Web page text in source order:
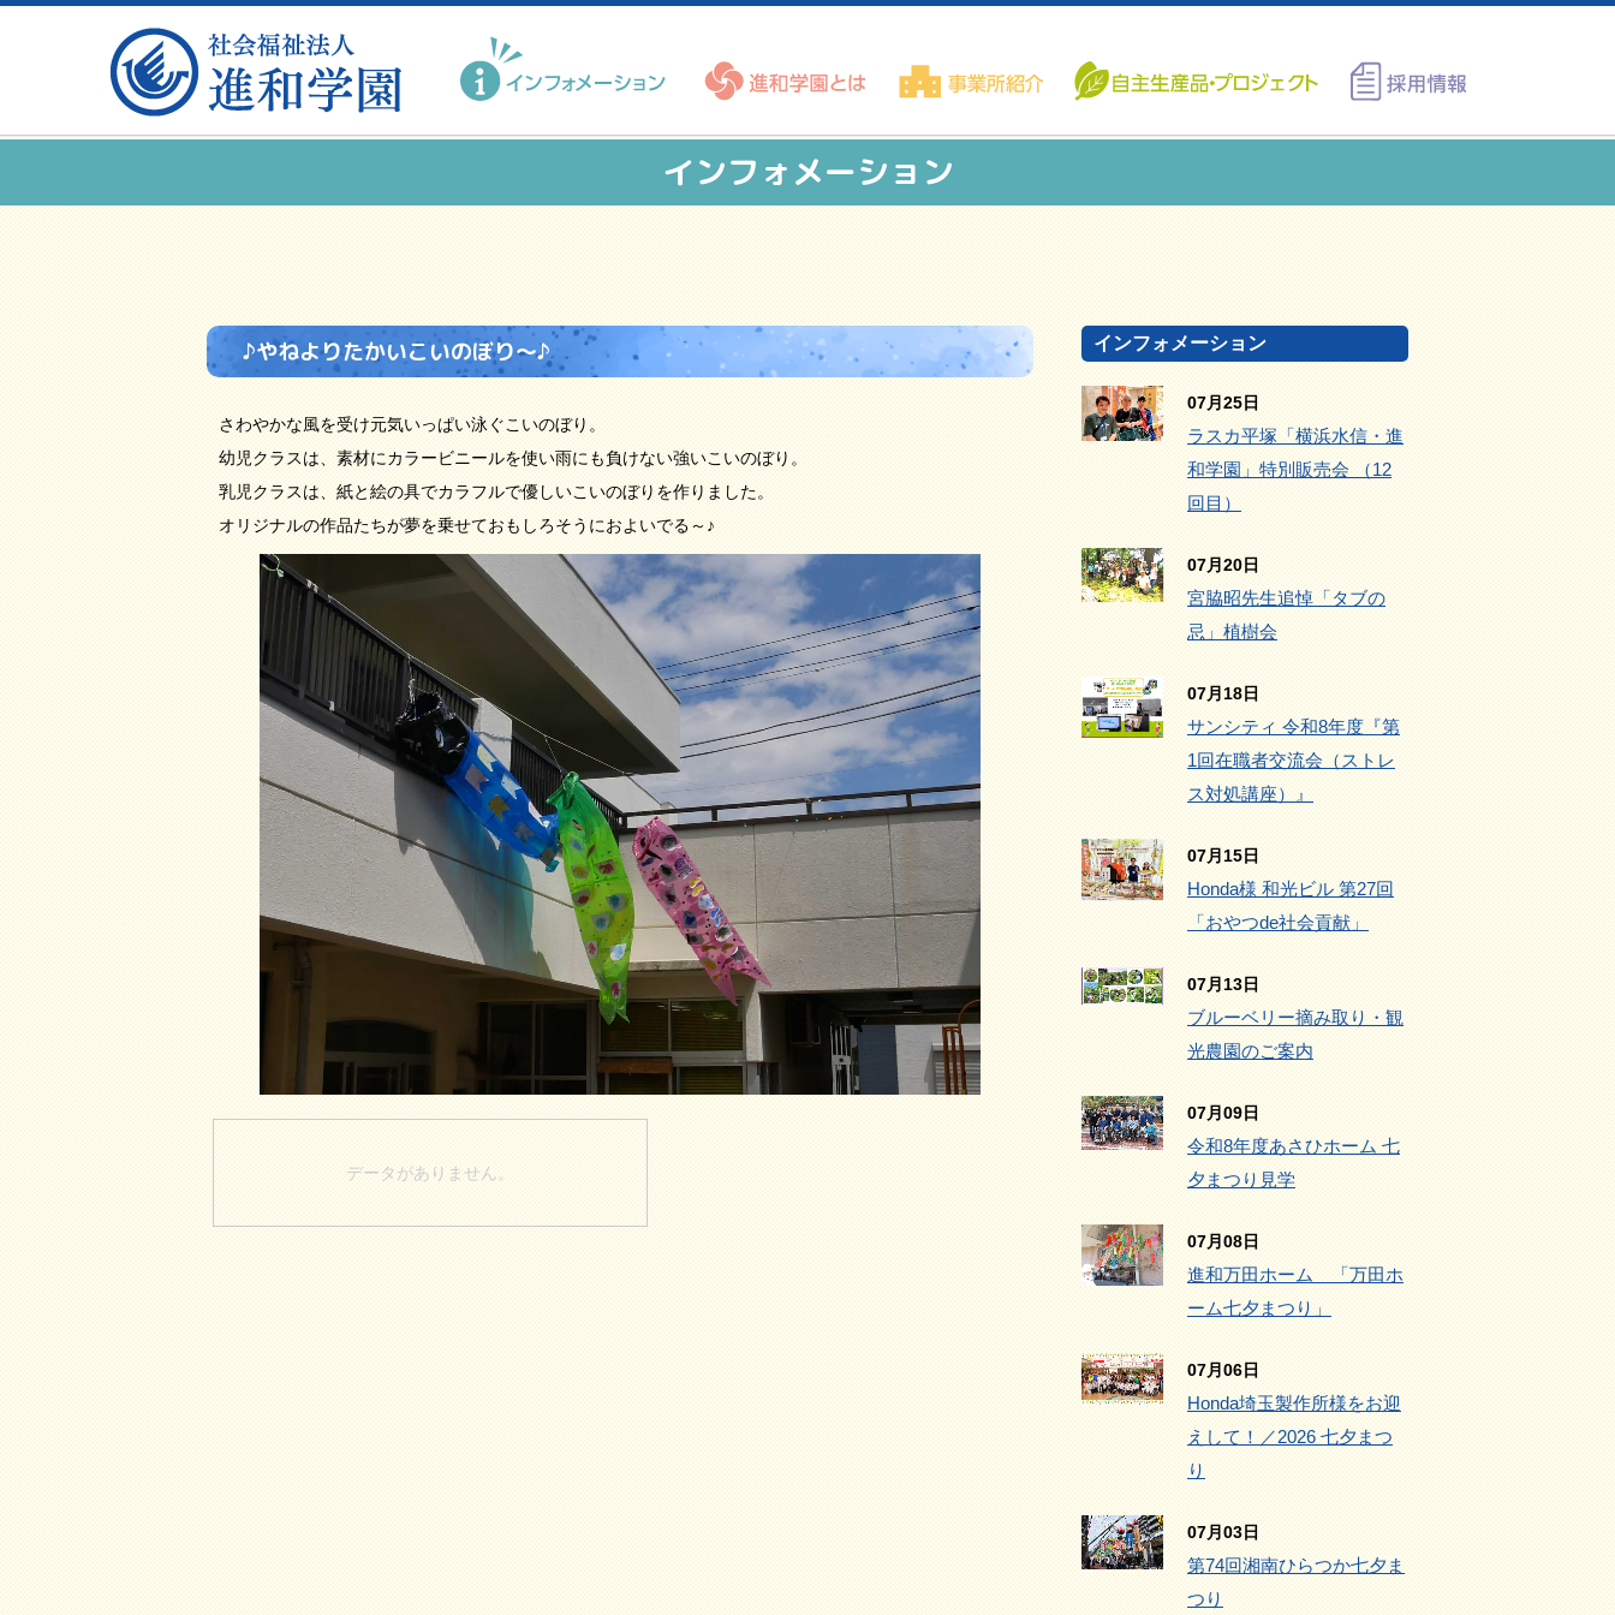
インフォメーション
♪やねよりたかいこいのぼり～♪
さわやかな風を受け元気いっぱい泳ぐこいのぼり。
幼児クラスは、素材にカラービニールを使い雨にも負けない強いこいのぼり。
乳児クラスは、紙と絵の具でカラフルで優しいこいのぼりを作りました。
オリジナルの作品たちが夢を乗せておもしろそうにおよいでる～♪
データがありません。
インフォメーション
07月25日
ラスカ平塚「横浜水信・進
和学園」特別販売会 （12
回目）
07月20日
宮脇昭先生追悼「タブの
忌」植樹会
07月18日
サンシティ 令和8年度『第
1回在職者交流会（ストレ
ス対処講座）』
07月15日
Honda様 和光ビル 第27回
「おやつde社会貢献」
07月13日
ブルーベリー摘み取り・観
光農園のご案内
07月09日
令和8年度あさひホーム 七
夕まつり見学
07月08日
進和万田ホーム 「万田ホ
ーム七夕まつり」
07月06日
Honda埼玉製作所様をお迎
えして！／2026 七夕まつ
り
07月03日
第74回湘南ひらつか七夕ま
つり